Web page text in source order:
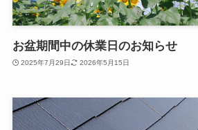
お盆期間中の休業日のお知らせ
2025年7月29日 2026年5月15日